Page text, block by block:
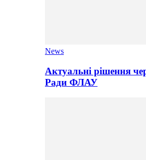
News
Актуальні рішення
Ради ФЛАУ